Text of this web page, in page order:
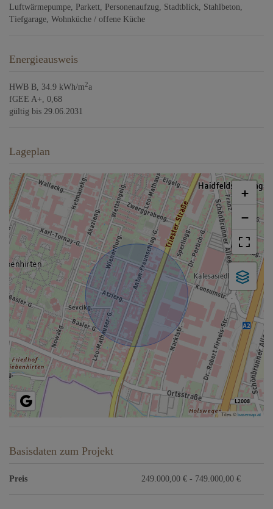
Luftwärmepumpe Parkett Personenaufzug Stadtblick
Stahlbeton
Tiefgarage Wohnküche / offene Küche
Energieausweis
HWB B, 34.9 kWh/m2a
fGEE A+, 0,68
gültig bis 29.06.2031
Lageplan
+
−
Tiles ©basemap.at
Basisdaten zum Projekt
Preis 249.000,00 € - 749.000,00 €